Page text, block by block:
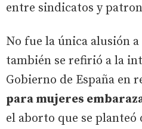
entre sindicatos y
No fue la única alusión
también se refirió a la
Gobierno de España en
para mujeres
el aborto que se planteó